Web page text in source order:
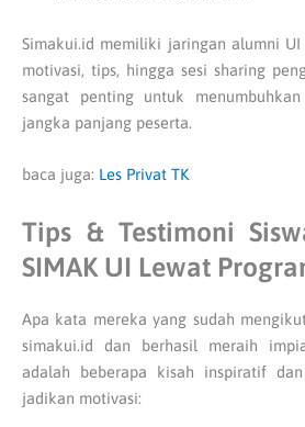
Simakui.id memiliki jaringan alumni
motivasi, tips, hingga sesi sharing
sangat penting untuk
jangka panjang peserta.
baca juga: Les Privat TK
Tips & Testimoni
SIMAK UI Lewat
Apa kata mereka yang sudah
simakui.id dan berhasil meraih
adalah beberapa kisah inspiratif
jadikan motivasi: